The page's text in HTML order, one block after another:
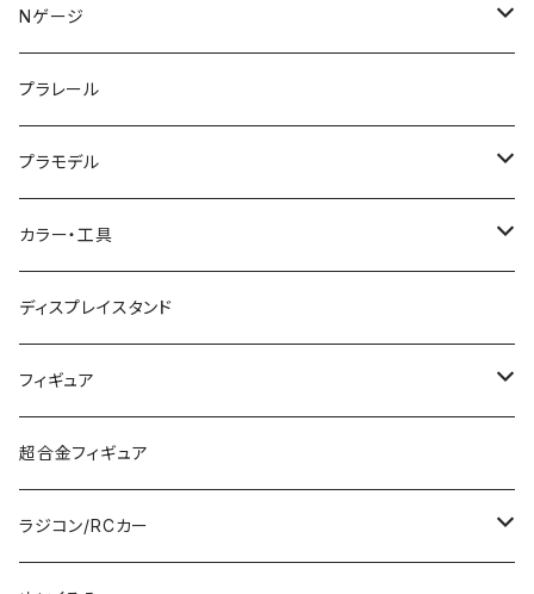
KATO (N)
TOMIX (N)
マイクロエース (N)
グリーンマックス (N)
その他メーカー (N)
KATO (HO)
TOMIX (HO)
その他のHOゲージ
Nゲージ
車両
入門セット
レール
ストラクチャー
プラレール
プラモデル
ガンプラ
PG
MG
カーモデル（車プラモ）
バイクプラモ
30MS
ミリタリープラモ
カラー・工具
工具（ツール）
塗料
筆
ディスプレイスタンド
フィギュア
ガンダム
超合金フィギュア
ラジコン/RCカー